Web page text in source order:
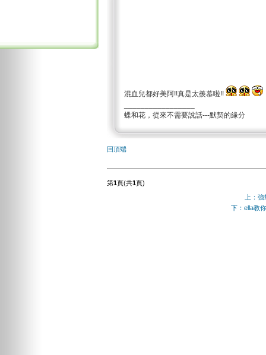
混血兒都好美阿!!真是太羨慕啦!!
蝶和花，從來不需要說話---默契的緣分
回頂端
第1頁(共1頁)
上：
下：ella教